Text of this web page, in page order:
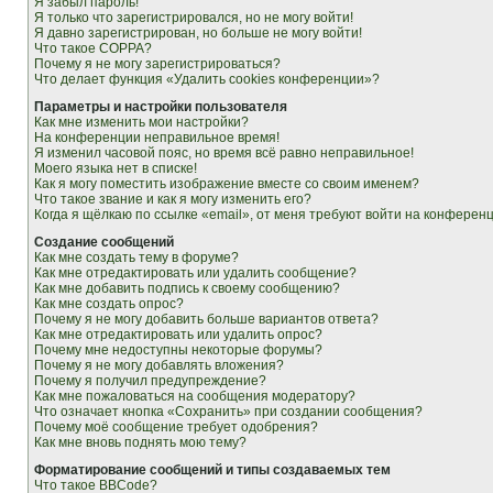
Я только что зарегистрировался, но не могу войти!
Я давно зарегистрирован, но больше не могу войти!
Что такое COPPA?
Почему я не могу зарегистрироваться?
Что делает функция «Удалить cookies конференции»?
Параметры и настройки пользователя
Как мне изменить мои настройки?
На конференции неправильное время!
Я изменил часовой пояс, но время всё равно неправильное!
Моего языка нет в списке!
Как я могу поместить изображение вместе со своим именем?
Что такое звание и как я могу изменить его?
Когда я щёлкаю по ссылке «email», от меня требуют войти на
Создание сообщений
Как мне создать тему в форуме?
Как мне отредактировать или удалить сообщение?
Как мне добавить подпись к своему сообщению?
Как мне создать опрос?
Почему я не могу добавить больше вариантов ответа?
Как мне отредактировать или удалить опрос?
Почему мне недоступны некоторые форумы?
Почему я не могу добавлять вложения?
Почему я получил предупреждение?
Как мне пожаловаться на сообщения модератору?
Что означает кнопка «Сохранить» при создании сообщения?
Почему моё сообщение требует одобрения?
Как мне вновь поднять мою тему?
Форматирование сообщений и типы создаваемых тем
Что такое BBCode?